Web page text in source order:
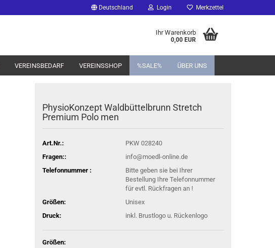
Deutschland Login Merkzettel
Ihr Warenkorb
0,00 EUR
VEREINSBEDARF VEREINSSHOP %SALE% ÜBER UNS
PhysioKonzept Waldbüttelbrunn Stretch
Premium Polo men
Art.Nr.:
PKW 028240
Fragen::
info@moedl-online.de
Telefonnummer :
Bitte geben sie bei Ihrer
Bestellung Ihre Telefonnummer
für evtl. Rückfragen an !
Größen:
Unisex
Druck:
inkl. Brustlogo u. Rückenlogo
Größen: